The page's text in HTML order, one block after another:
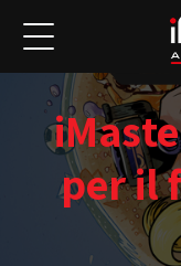
per il